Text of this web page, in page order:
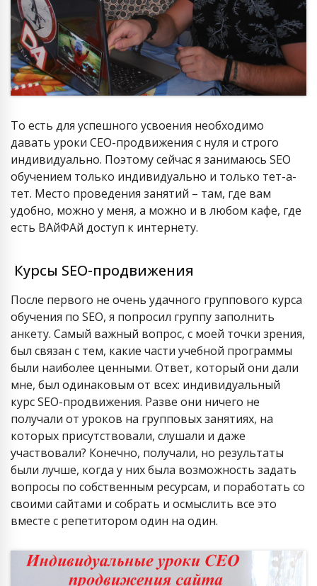
То есть для успешного усвоения необходимо
давать уроки СЕО-продвижения с нуля и строго
индивидуально. Поэтому сейчас я занимаюсь SEO
обучением только индивидуально и только тет-а-
тет. Место проведения занятий – там, где вам
удобно, можно у меня, а можно и в любом кафе, где
есть ВАйФАй доступ к интернету.
Курсы SEO-продвижения
После первого не очень удачного группового курса
обучения по SEO, я попросил группу заполнить
анкету. Самый важный вопрос, с моей точки зрения,
был связан с тем, какие части учебной программы
были наиболее ценными. Ответ, который они дали
мне, был одинаковым от всех: индивидуальный
курс SEO-продвижения. Разве они ничего не
получали от уроков на групповых занятиях, на
которых присутствовали, слушали и даже
участвовали? Конечно, получали, но результаты
были лучше, когда у них была возможность задать
вопросы по собственным ресурсам, и поработать со
своими сайтами и собрать и осмыслить все это
вместе с репетитором один на один.